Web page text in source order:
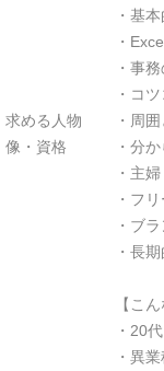
求める人物
像・資格
・基
・
・事
・コ
・周
・分
・主
・フ
・ブ
・長
【こ
・20
・異